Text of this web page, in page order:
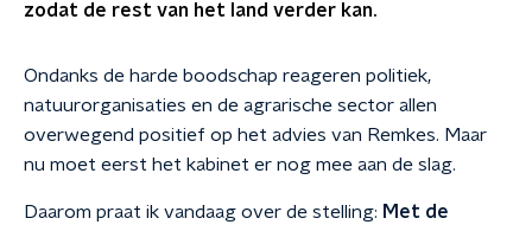
zodat de rest van het land verder kan.
Ondanks de harde boodschap reageren politiek,
natuurorganisaties en de agrarische sector allen
overwegend positief op het advies van Remkes. Maar
nu moet eerst het kabinet er nog mee aan de slag.
Daarom praat ik vandaag over de stelling: Met de